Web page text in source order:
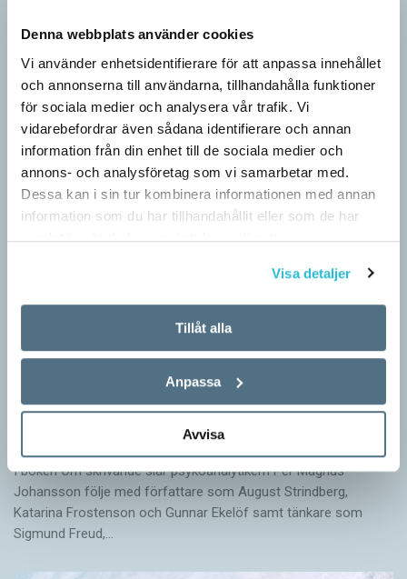
Denna webbplats använder cookies
Vi använder enhetsidentifierare för att anpassa innehållet
och annonserna till användarna, tillhandahålla funktioner
för sociala medier och analysera vår trafik. Vi
vidarebefordrar även sådana identifierare och annan
information från din enhet till de sociala medier och
annons- och analysföretag som vi samarbetar med.
Dessa kan i sin tur kombinera informationen med annan
information som du har tillhandahållit eller som de har
samlat in när du har använt deras tjänster.
Visa detaljer
Tillåt alla
Anpassa
Avvisa
Berättelsen är nu ett säljverktyg
LÄSVÄRT
Narrativ, ’berättelse; subjektivt färgad uppfattning’, var en av
nykomlingarna i 2026 års upplaga av Svenska Akademiens
ordlista, SAOL. Som adjektiv har narrativ, ’berättande’, funnits
med…
Egna tankar om andras skrivande
I boken Om skrivande slår psykoanalytikern Per Magnus
Johansson följe med författare som August Strindberg,
Katarina Frostenson och Gunnar Ekelöf samt tänkare som
Sigmund Freud,…